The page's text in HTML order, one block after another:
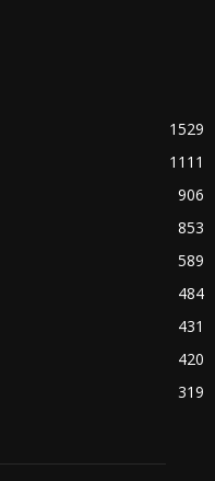
1529
1111
906
853
589
484
431
420
319